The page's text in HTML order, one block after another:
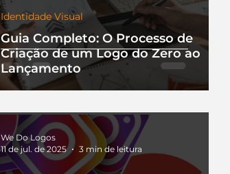
Guia Completo: O Processo de
Criação de um Logo do Zero ao
Lançamento
Identidade Visual
We Do Logos
11 de jul. de 2025
3 min de leitura